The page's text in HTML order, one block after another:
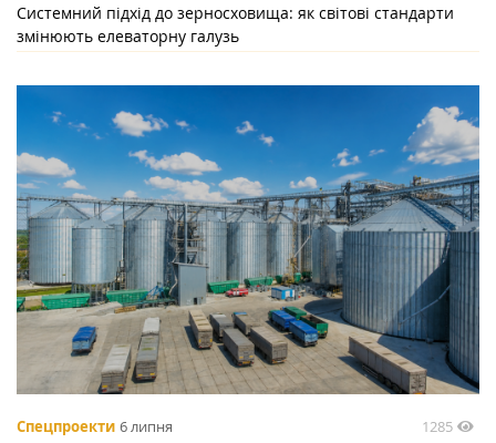
Системний підхід до зерносховища: як світові стандарти
змінюють елеваторну галузь
Спецпроекти 6 липня 1285